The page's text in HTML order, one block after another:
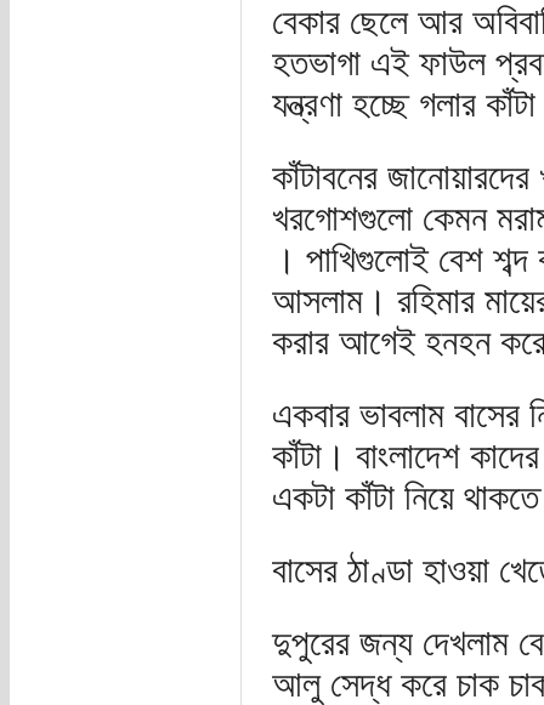
বেকার ছেলে আর
হতভাগা এই ফাউল
যন্ত্রণা হচ্ছে গলার
কাঁটাবনের
খরগোশগুলো কেমন
। পাখিগুলোই বেশ শব্দ
আসলাম। রহিমার
করার আগেই হনহন করে
একবার ভাবলাম বাসের
কাঁটা। বাংলাদেশ
একটা কাঁটা নিয়ে
বাসের ঠাণ্ডা হাওয়া
দুপুরের জন্য দেখলাম
আলু সেদ্ধ করে চাক